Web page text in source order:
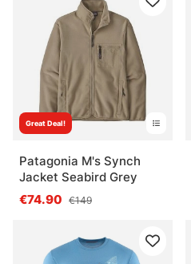
Great Deal!
Patagonia M's Synch
Jacket Seabird Grey
€74.90 €149